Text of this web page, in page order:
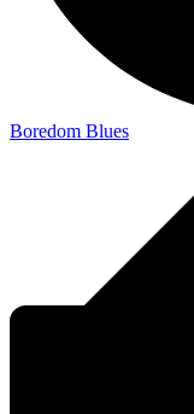
Boredom Blues